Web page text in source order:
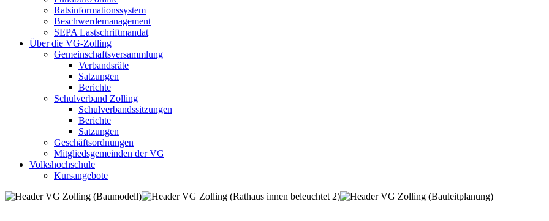
Ratsinformationssystem
Beschwerdemanagement
SEPA Lastschriftmandat
Über die VG-Zolling
Gemeinschaftsversammlung
Verbandsräte
Satzungen
Berichte
Schulverband Zolling
Schulverbandssitzungen
Berichte
Satzungen
Geschäftsordnungen
Mitgliedsgemeinden der VG
Volkshochschule
Kursangebote